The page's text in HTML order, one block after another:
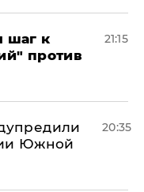
шаг к
против
21:15
Южной
20:35